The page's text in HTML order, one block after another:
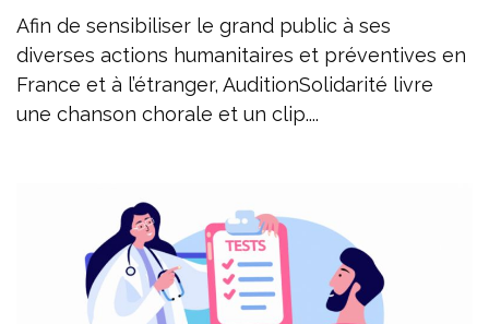
Afin de sensibiliser le grand public à ses
diverses actions humanitaires et préventives en
France et à l’étranger, AuditionSolidarité livre
une chanson chorale et un clip....